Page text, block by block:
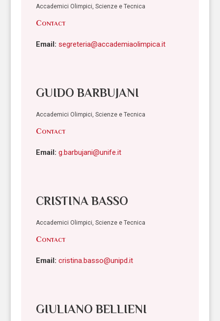
Accademici Olimpici, Scienze e Tecnica
Contact
Email: segreteria@accademiaolimpica.it
GUIDO BARBUJANI
Accademici Olimpici, Scienze e Tecnica
Contact
Email: g.barbujani@unife.it
CRISTINA BASSO
Accademici Olimpici, Scienze e Tecnica
Contact
Email: cristina.basso@unipd.it
GIULIANO BELLIENI